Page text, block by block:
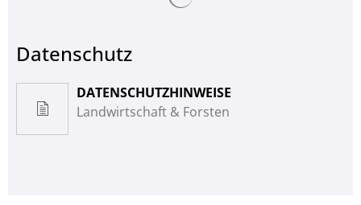
Datenschutz
DATENSCHUTZHINWEISE
Landwirtschaft & Forsten